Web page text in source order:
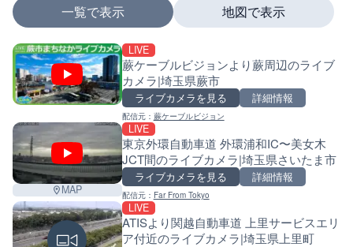
一覧で表示
LIVE
蕨ケーブルビジョンより蕨周辺のライブ
カメラ|埼玉県蕨市
ライブカメラを見る 詳細情報
配信元： 蕨ケーブルビジョン
MAP
LIVE
東京外環自動車道 外環浦和IC〜美女木
JCT間のライブカメラ|埼玉県さいたま市
ライブカメラを見る 詳細情報
配信元： Far From Tokyo
LIVE
ATISより関越自動車道 上里サービスエリ
ア付近のライブカメラ|埼玉県上里町
地図で表示
+
−
マーカーをタップするとライブカメラの詳細が表示さ